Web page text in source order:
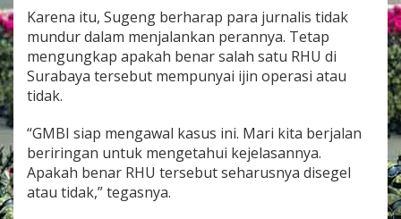
.
Karena itu, Sugeng berharap para jurnalis tidak
mundur dalam menjalankan perannya. Tetap
mengungkap apakah benar salah satu RHU di
Surabaya tersebut mempunyai ijin operasi atau
tidak.
“GMBI siap mengawal kasus ini. Mari kita berjalan
beriringan untuk mengetahui kejelasannya.
Apakah benar RHU tersebut seharusnya disegel
atau tidak,” tegasnya.